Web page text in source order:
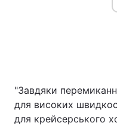
"Завдяки
для високих
для крейсерського